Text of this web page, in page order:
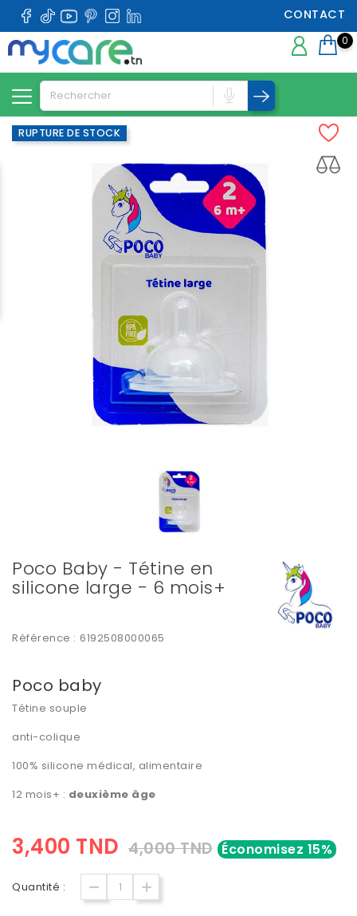
CONTACT
0
RUPTURE DE STOCK
Poco Baby - Tétine en
silicone large - 6 mois+
Référence : 6192508000065
Poco baby
Tétine souple
anti-colique
100% silicone médical, alimentaire
12 mois+ : deuxième âge
3,400 TND 4,000 TND Économisez 15%
Quantité :